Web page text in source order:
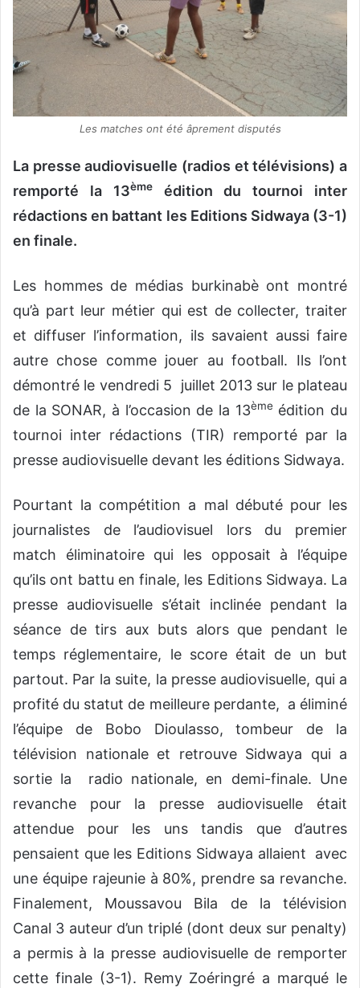
c
o
u
r
Les matches ont été âprement disputés
La presse audiovisuelle (radios et télévisions) a
remporté la 13èmeédition du tournoi inter
rédactions en battant les Editions Sidwaya (3-1)
en finale.
Les hommes de médias burkinabè ont montré
qu’à part leur métier qui est de collecter, traiter
et diffuser l’information, ils savaient aussi faire
autre chose comme jouer au football. Ils l’ont
démontré le vendredi 5 juillet 2013 sur le plateau
de la SONAR, à l’occasion de la 13ème édition du
tournoi inter rédactions (TIR) remporté par la
presse audiovisuelle devant les éditions Sidwaya.
Pourtant la compétition a mal débuté pour les
journalistes de l’audiovisuel lors du premier
match éliminatoire qui les opposait à l’équipe
qu’ils ont battu en finale, les Editions Sidwaya. La
presse audiovisuelle s’était inclinée pendant la
séance de tirs aux buts alors que pendant le
temps réglementaire, le score était de un but
partout. Par la suite, la presse audiovisuelle, qui a
profité du statut de meilleure perdante, a éliminé
l’équipe de Bobo Dioulasso, tombeur de la
télévision nationale et retrouve Sidwaya qui a
sortie la radio nationale, en demi-finale. Une
revanche pour la presse audiovisuelle était
attendue pour les uns tandis que d’autres
pensaient que les Editions Sidwaya allaient avec
une équipe rajeunie à 80%, prendre sa revanche.
Finalement, Moussavou Bila de la télévision
Canal 3 auteur d’un triplé (dont deux sur penalty)
a permis à la presse audiovisuelle de remporter
cette finale (3-1). Remy Zoéringré a marqué le